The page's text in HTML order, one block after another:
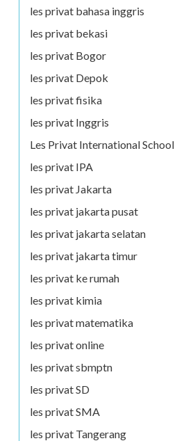
les privat bahasa inggris
les privat bekasi
les privat Bogor
les privat Depok
les privat fisika
les privat Inggris
Les Privat International School
les privat IPA
les privat Jakarta
les privat jakarta pusat
les privat jakarta selatan
les privat jakarta timur
les privat ke rumah
les privat kimia
les privat matematika
les privat online
les privat sbmptn
les privat SD
les privat SMA
les privat Tangerang